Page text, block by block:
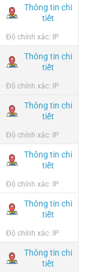
Thông tin chi
tiết
Độ chính xác: IP
Thông tin chi
tiết
Độ chính xác: IP
Thông tin chi
tiết
Độ chính xác: IP
Thông tin chi
tiết
Độ chính xác: IP
Thông tin chi
tiết
Độ chính xác: IP
Thông tin chi
tiết